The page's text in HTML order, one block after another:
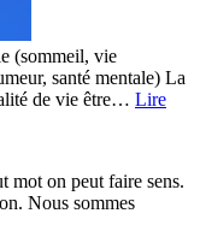
(sommeil, vie
santé mentale) La
de vie être… Lire
mot on peut faire sens.
Nous sommes